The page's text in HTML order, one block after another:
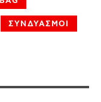
ΣΥΝΔΥΑΣΜΟΙ